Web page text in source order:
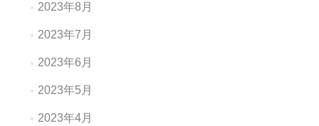
2023年8月
2023年7月
2023年6月
2023年5月
2023年4月